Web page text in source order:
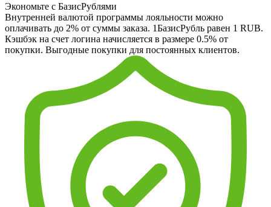
Экономьте с БазисРублями
Внутренней валютой программы лояльности можно
оплачивать до 2% от суммы заказа. 1БазисРубль равен 1 RUB.
Кэшбэк на счет логина начисляется в размере 0.5% от
покупки. Выгодные покупки для постоянных клиентов.